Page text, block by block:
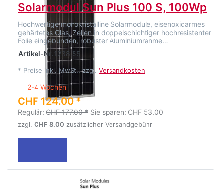
Solarmodul Sun Plus 100 S, 100Wp
Hochwertige monokristalline Solarmodule, eisenoxidarmes
gehärtetes Glas, Zellen in doppelschichtiger hochresistenter
Folie eingebunden, robuster Aluminiumrahme…
Artikel-Nr.1238.55
* Preise inkl. MwSt., zzgl. Versandkosten
2-4 Wochen
CHF 124.00 *
Regulär: CHF 177.00 * Sie sparen: CHF 53.00
zzgl. CHF 8.00 zusätzlicher Versandgebühr